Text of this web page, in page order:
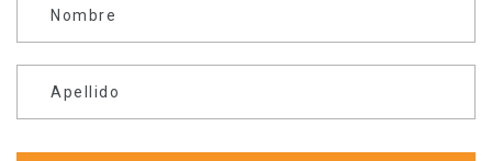
Nombre
Apellido